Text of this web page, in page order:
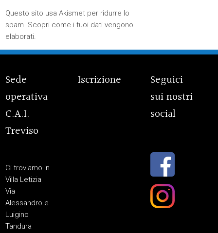
Questo sito usa Akismet per ridurre lo
spam. Scopri come i tuoi dati vengono
elaborati.
Sede
operativa
C.A.I.
Treviso
Ci troviamo in
Villa Letizia
Via
Alessandro e
Luigino
Tandura
Iscrizione
Seguici
sui nostri
social